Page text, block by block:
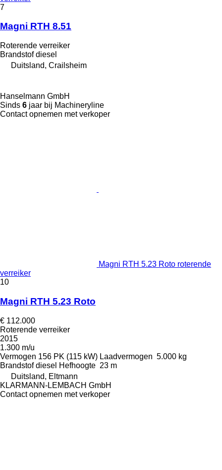
7
Magni RTH 8.51
Roterende verreiker
Brandstof diesel
Duitsland, Crailsheim
Hanselmann GmbH
Sinds 6 jaar bij Machineryline
Contact opnemen met verkoper
Magni RTH 5.23 Roto roterende
verreiker
10
Magni RTH 5.23 Roto
€ 112.000
Roterende verreiker
2015
1.300 m/u
Vermogen 156 PK (115 kW) Laadvermogen 5.000 kg
Brandstof diesel Hefhoogte 23 m
Duitsland, Eltmann
KLARMANN-LEMBACH GmbH
Contact opnemen met verkoper